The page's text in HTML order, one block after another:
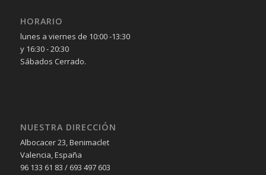
HORARIO
lunes a viernes de 10:00 -13:30
y 16:30 - 20:30
Sábados Cerrado.
NUESTRA DIRECCIÓN
Albocacer 23, Benimaclet
Valencia, España
96 133 61 83 / 693 497 603